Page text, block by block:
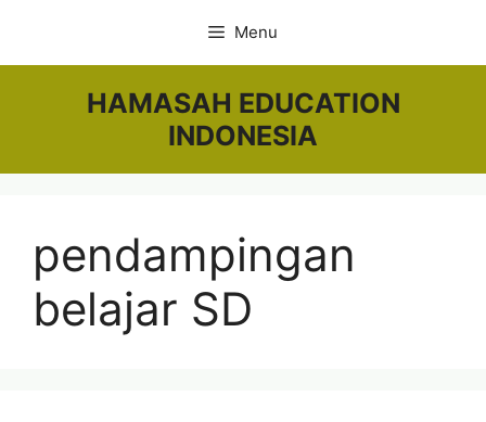
content
Menu
HAMASAH EDUCATION
INDONESIA
pendampingan
belajar SD